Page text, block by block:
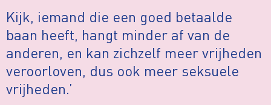
Kijk, iemand die een goed betaalde
baan heeft, hangt minder af van de
anderen, en kan zichzelf meer vrijheden
veroorloven, dus ook meer seksuele
vrijheden.’